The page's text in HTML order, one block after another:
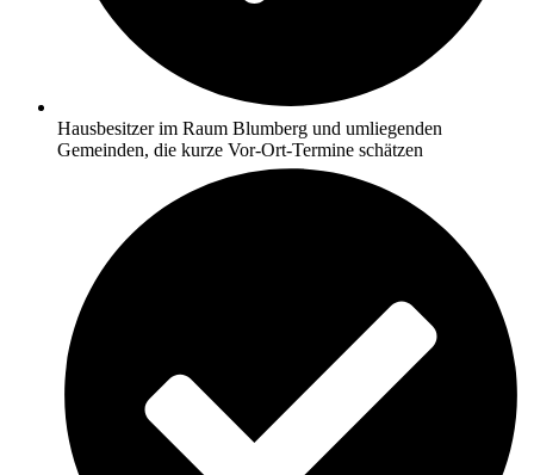
Hausbesitzer im Raum Blumberg und umliegenden
Gemeinden, die kurze Vor‑Ort‑Termine schätzen